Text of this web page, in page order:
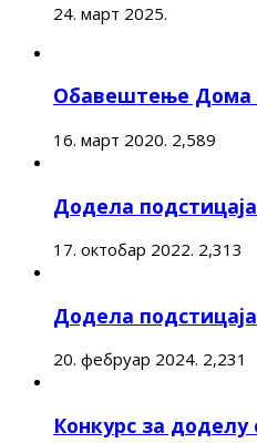
24. март 2025.
Обавештење Дома
16. март 2020. 2,589
Додела
17. октобар 2022. 2,313
Додела
20. фебруар 2024. 2,231
Конкурс за